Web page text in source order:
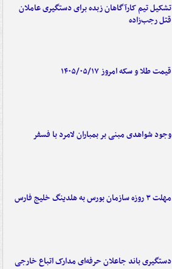
تشکیل تیم کارآگاهان زبده برای دستگیری عاملان
قتل رجب‌زاده
قیمت طلا و سکه امروز ۱۴۰۵/۰۵/۱۷
وجود شواهدی مبنی بر بمباران لامرد با فسفر
مهلت ۳ روزه سازمان بورس به هلدینگ خلیج فارس
دستگیری باند جاعلان حرفه‌ای مدارک اتباع خارجی